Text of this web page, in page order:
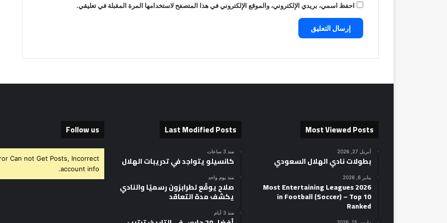
احفظ اسمي، بريدي الإلكتروني، والموقع الإلكتروني في هذا المتصفح لاستخدامها المرة المقبلة في تعليقي.
Most Viewed Posts
أبريل 27, 2026
بطولات نادي الهلال السعودي
يناير 6, 2026
2026 Most Entertaining Leagues
in Football (Soccer) – Top 10
Ranked
مارس 15, 2026
Last Modified Posts
منذ 3 ساعات
كانسيلو يتواجد في تدريبات الهلال
منذ يوم واحد
صلاح يوقّع لطرابزون رسميًا والنادي
يكشف مدة التعاقد
منذ 3 أيام
Follow us
Can not Get Posts, Incorrect
account info.